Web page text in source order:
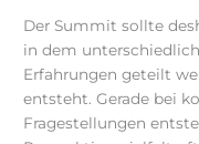
Der Summit sollte
in dem
Erfahrungen geteilt
entsteht. Gerade bei
Fragestellungen